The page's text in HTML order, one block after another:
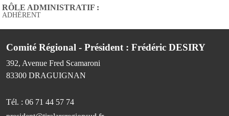
RÔLE ADMINISTRATIF :
ADHÉRENT
Comité Régional - Président : Frédéric DESIRY
392, Avenue Fred Scamaroni
83300 DRAGUIGNAN
Tél. : 06 71 44 57 74